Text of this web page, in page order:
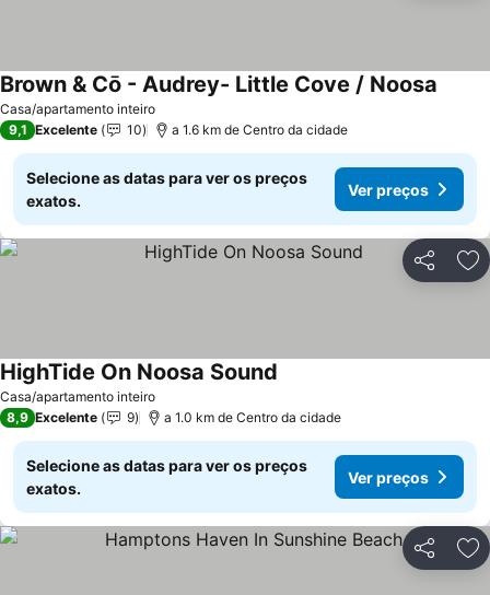
Casa/apartamento inteiro
Brown & Cō - Audrey- Little Cove / Noosa
9,1 Excelente 10 a 1.6 km de Centro da cidade
Selecione as datas para ver os preços
exatos.
Ver preços
Partilhar
Casa/apartamento inteiro
HighTide On Noosa Sound
8,9 Excelente 9 a 1.0 km de Centro da cidade
Selecione as datas para ver os preços
exatos.
Ver preços
Partilhar